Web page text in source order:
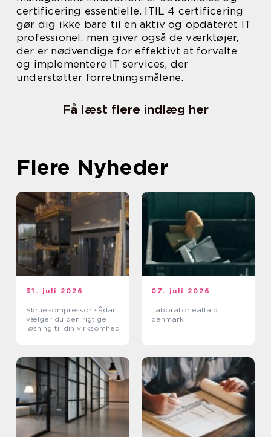
certificering essentielle. ITIL 4 certificering
gør dig ikke bare til en aktiv og opdateret IT
professionel, men giver også de værktøjer,
der er nødvendige for effektivt at forvalte
og implementere IT services, der
understøtter forretningsmålene.
Få læst flere indlæg her
Flere Nyheder
31. juli 2026
Skruekompressor sådan
vælger du den rigtige
løsning til din virksomhed
07. juli 2026
Laboratorieaffald i
danmark